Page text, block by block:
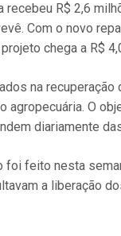
recebeu R$ 2,6
Com o novo
chega a R$
na
agropecuária. O
diariamente
foi feito nesta
a liberação